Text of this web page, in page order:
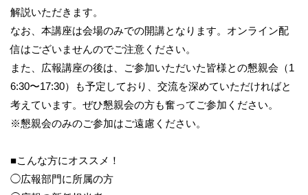
解説いただきます。
なお、本講座は会場のみでの開講となります。オンライン配
信はございませんのでご注意ください。
また、広報講座の後は、ご参加いただいた皆様との懇親会（1
6:30〜17:30）も予定しており、交流を深めていただければと
考えています。ぜひ懇親会の方も奮ってご参加ください。
※懇親会のみのご参加はご遠慮ください。
■こんな方にオススメ！
◯広報部門に所属の方